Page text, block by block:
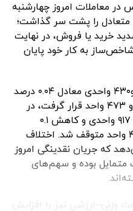
در معاملات امروز چهارشنبه
آرام و متعادل را پشت سر گذاشت؛
خرید یا فروش، در نهایت
به کار خود پایان
شاخص کل بورس با رشد ۱ هزار و۴۳۰ واحدی معادل ۰.۰۴ درصد
در ارتفاع ۳ میلیون و ۲۷۴ هزار و ۴۷۳ واحد قرار گرفت، در
حالی که شاخص هم‌وزن با افت ۹۱۷ واحدی و کاهش ۰.۱
درصدی در سطح ۹۳۷ هزار و ۴۷۰ واحد متوقف شد. اختلاف
که جریان نقدینگی امروز
بوده و سهم‌های